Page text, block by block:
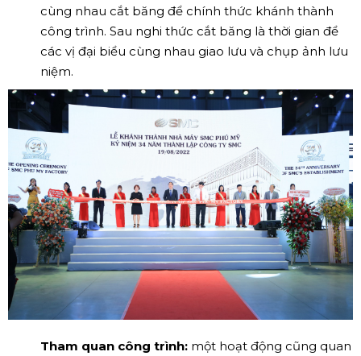
cùng nhau cắt băng để chính thức khánh thành
công trình. Sau nghi thức cắt băng là thời gian để
các vị đại biểu cùng nhau giao lưu và chụp ảnh lưu
niệm.
Tham quan công trình: một hoạt động cũng quan